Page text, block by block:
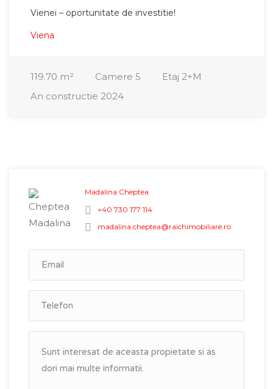
Vienei – oportunitate de investitie!
Viena
119.70 m² Camere 5 Etaj 2+M
An constructie 2024
Madalina Cheptea
+40 730 177 114
madalina.cheptea@raichimobiliare.ro